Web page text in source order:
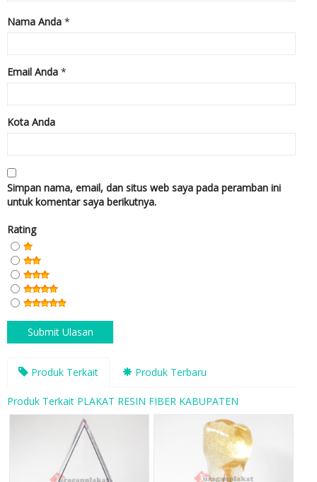
Nama Anda *
Email Anda *
Kota Anda
Simpan nama, email, dan situs web saya pada peramban ini
untuk komentar saya berikutnya.
Rating
Produk Terkait Produk Terbaru
Produk Terkait PLAKAT RESIN FIBER KABUPATEN